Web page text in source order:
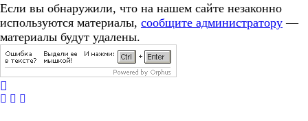
Если вы обнаружили, что на нашем сайте незаконно
используются материалы, сообщите администратору —
материалы будут удалены.